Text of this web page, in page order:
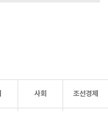
사회 조선경제